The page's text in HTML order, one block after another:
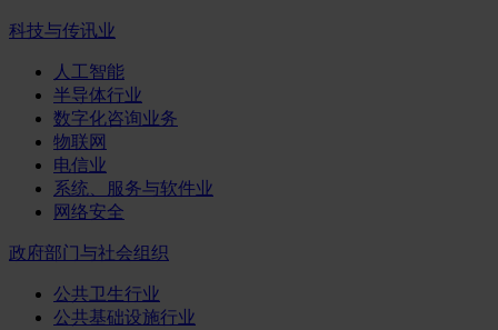
科技与传讯业
人工智能
半导体行业
数字化咨询业务
物联网
电信业
系统、服务与软件业
网络安全
政府部门与社会组织
公共卫生行业
公共基础设施行业